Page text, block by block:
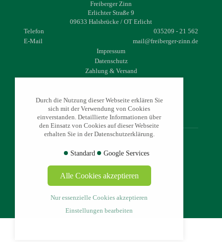
Freiberger Zinn
Erlichter Straße 9
09633 Halsbrücke / OT Erlicht
Telefon
035209 - 21 562
E-Mail
mail@freiberger-zinn.de
Impressum
Datenschutz
Zahlung & Versand
© 2026 - www.freiberger-zinn.de
Durch die Nutzung dieser Webseite erklären Sie
sich mit der Verwendung von Cookies
einverstanden. Detaillierte Informationen über
den Einsatz von Cookies auf dieser Webseite
erhalten Sie in der Datenschutzerklärung.
Standard Google Services
Alle Cookies akzeptieren
Nur essenzielle Cookies akzeptieren
Einstellungen bearbeiten